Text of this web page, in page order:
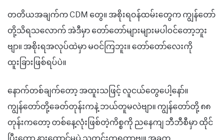
တတိယအချက်က CDM တွေ။ အစိုးရ​ဝန်ထမ်းတွေက ကျွန်တော်
တို့သိရသလောက် အဲဒီမှာ တော်တော်များများမပါဝင်တော့ဘူး
ဗျာ။ အစိုးရအလုပ်ထဲမှာ မဝင်ကြဘူး။ တော်တော်လေးကို
ထူးခြားဖြစ်ရပ်ပဲ။
နောက်တစ်ချက်တော့ အထူးသဖြင့် လူငယ်တွေပေါ့နော်။
ကျွန်တော်တို့ခေတ်တုန်းကနဲ့ ဘယ်တူမလဲဗျာ။ ကျွန်တော်တို့ ၈၈
တုန်းကတော့ တစ်နေ့လုံးဖြစ်တဲ့ကိစ္စကို ညနေကျ ဘီဘီစီမှာ ထိုင်